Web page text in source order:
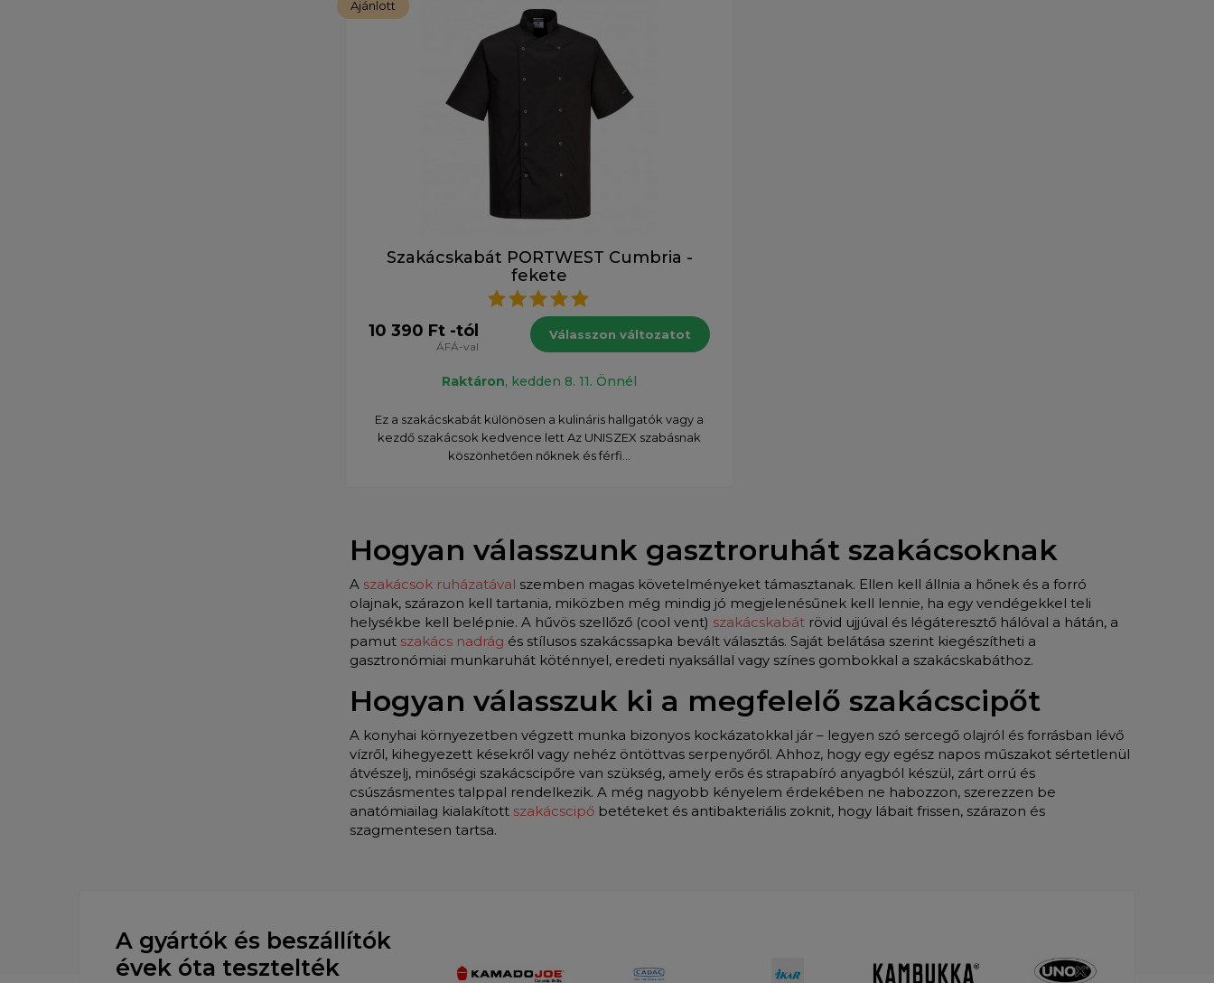
Ajánlott
Szakácskabát PORTWEST Cumbria -
fekete
10 390 Ft -tól
ÁFÁ-val
Válasszon változatot
Raktáron, kedden 8. 11. Önnél
Ez a szakácskabát különösen a kulináris hallgatók vagy a
kezdő szakácsok kedvence lett Az UNISZEX szabásnak
köszönhetően nőknek és férfi...
Hogyan válasszunk gasztroruhát szakácsoknak
A szakácsok ruházatával szemben magas követelményeket támasztanak. Ellen kell állnia a hőnek és a forró
olajnak, szárazon kell tartania, miközben még mindig jó megjelenésűnek kell lennie, ha egy vendégekkel teli
helysékbe kell belépnie. A hűvös szellőző (cool vent) szakácskabát rövid ujjúval és légáteresztő hálóval a hátán, a
pamut szakács nadrág és stílusos szakácssapka bevált választás. Saját belátása szerint kiegészítheti a
gasztronómiai munkaruhát köténnyel, eredeti nyaksállal vagy színes gombokkal a szakácskabáthoz.
Hogyan válasszuk ki a megfelelő szakácscipőt
A konyhai környezetben végzett munka bizonyos kockázatokkal jár – legyen szó sercegő olajról és forrásban lévő
vízről, kihegyezett késekről vagy nehéz öntöttvas serpenyőről. Ahhoz, hogy egy egész napos műszakot sértetlenül
átvészelj, minőségi szakácscipőre van szükség, amely erős és strapabíró anyagból készül, zárt orrú és
csúszásmentes talppal rendelkezik. A még nagyobb kényelem érdekében ne habozzon, szerezzen be
anatómiailag kialakított szakácscipő betéteket és antibakteriális zoknit, hogy lábait frissen, szárazon és
szagmentesen tartsa.
A gyártók és beszállítók
évek óta tesztelték